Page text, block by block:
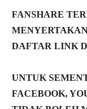
FANSHARE
DAFTAR LINK
UNTUK
FACEBOOK,